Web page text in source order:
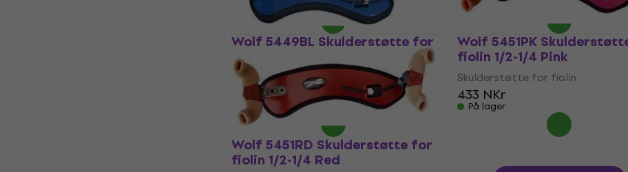
På lager På lager
Wolf 5449BL Skulderstøtte for
fiolin 1/16-1/8 Blue
Skulderstøtte for fiolin
433 NKr
På lager
Wolf 5451PK
fiolin 1/2-1/4 Pink
Skulderstøtte for fiolin
433 NKr
På lager
Wolf 5451RD Skulderstøtte for
fiolin 1/2-1/4 Red